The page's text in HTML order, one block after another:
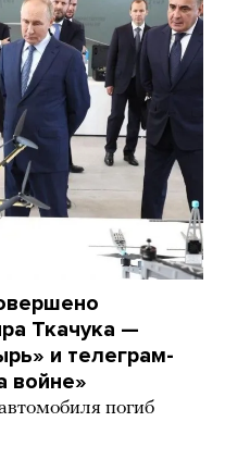
Ткачука —
и телеграм-
войне»
погиб